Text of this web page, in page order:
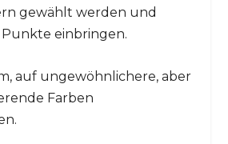
gewählt werden und
einbringen.
auf ungewöhnlichere, aber
Farben